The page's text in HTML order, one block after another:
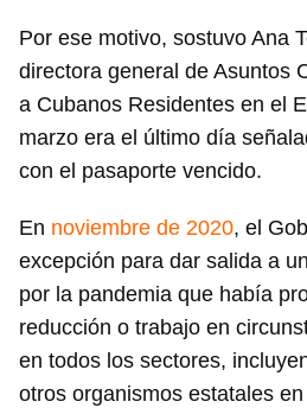
Por ese motivo, sostuvo Ana
directora general de Asuntos
a Cubanos Residentes en el
marzo era el último día
con el pasaporte vencido.
En noviembre de 2020, el
excepción para dar salida a
por la pandemia que había
reducción o trabajo en
en todos los sectores,
otros organismos estatales